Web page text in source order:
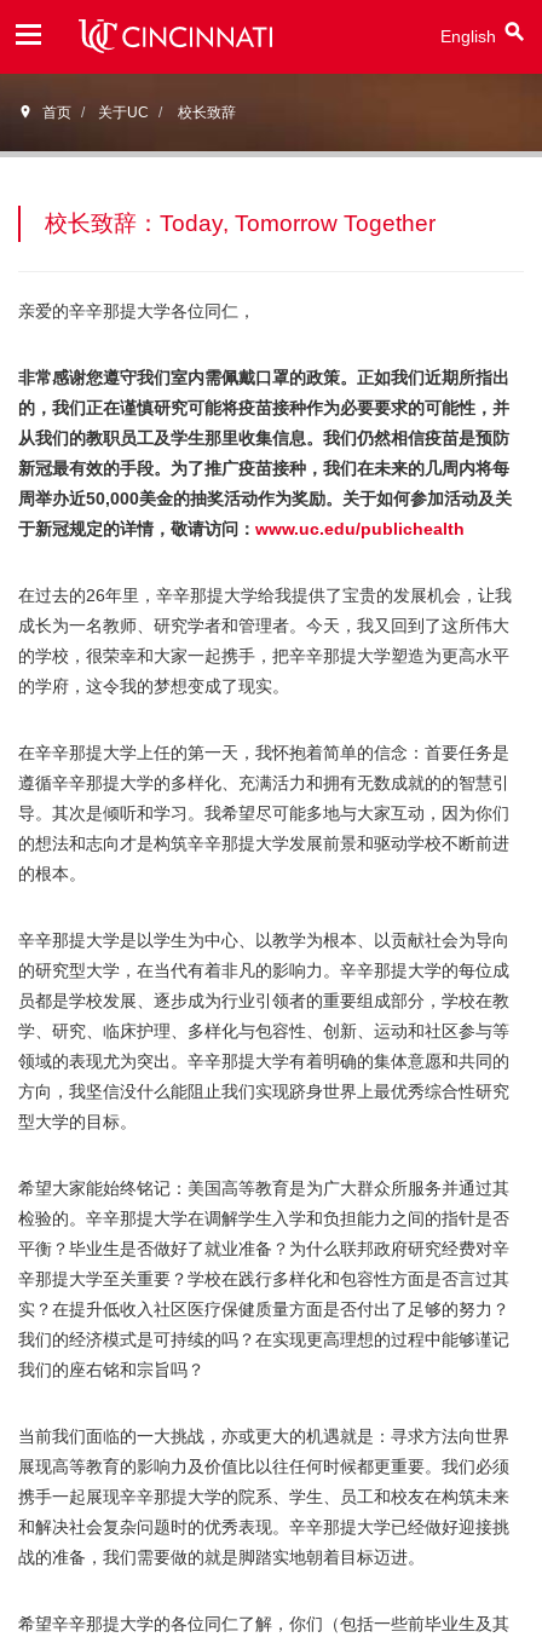
Open
Menu
English
首页 关于UC 校长致辞
校长致辞：Today, Tomorrow Together
亲爱的辛辛那提大学各位同仁，
非常感谢您遵守我们室内需佩戴口罩的政策。正如我们近期所指出
的，我们正在谨慎研究可能将疫苗接种作为必要要求的可能性，并
从我们的教职员工及学生那里收集信息。我们仍然相信疫苗是预防
新冠最有效的手段。为了推广疫苗接种，我们在未来的几周内将每
周举办近50,000美金的抽奖活动作为奖励。关于如何参加活动及关
于新冠规定的详情，敬请访问： www.uc.edu/publichealth
在过去的26年里，辛辛那提大学给我提供了宝贵的发展机会，让我
成长为一名教师、研究学者和管理者。今天，我又回到了这所伟大
的学校，很荣幸和大家一起携手，把辛辛那提大学塑造为更高水平
的学府，这令我的梦想变成了现实。
在辛辛那提大学上任的第一天，我怀抱着简单的信念：首要任务是
遵循辛辛那提大学的多样化、充满活力和拥有无数成就的的智慧引
导。其次是倾听和学习。我希望尽可能多地与大家互动，因为你们
的想法和志向才是构筑辛辛那提大学发展前景和驱动学校不断前进
的根本。
辛辛那提大学是以学生为中心、以教学为根本、以贡献社会为导向
的研究型大学，在当代有着非凡的影响力。辛辛那提大学的每位成
员都是学校发展、逐步成为行业引领者的重要组成部分，学校在教
学、研究、临床护理、多样化与包容性、创新、运动和社区参与等
领域的表现尤为突出。辛辛那提大学有着明确的集体意愿和共同的
方向，我坚信没什么能阻止我们实现跻身世界上最优秀综合性研究
型大学的目标。
希望大家能始终铭记：美国高等教育是为广大群众所服务并通过其
检验的。辛辛那提大学在调解学生入学和负担能力之间的指针是否
平衡？毕业生是否做好了就业准备？为什么联邦政府研究经费对辛
辛那提大学至关重要？学校在践行多样化和包容性方面是否言过其
实？在提升低收入社区医疗保健质量方面是否付出了足够的努力？
我们的经济模式是可持续的吗？在实现更高理想的过程中能够谨记
我们的座右铭和宗旨吗？
当前我们面临的一大挑战，亦或更大的机遇就是：寻求方法向世界
展现高等教育的影响力及价值比以往任何时候都更重要。我们必须
携手一起展现辛辛那提大学的院系、学生、员工和校友在构筑未来
和解决社会复杂问题时的优秀表现。辛辛那提大学已经做好迎接挑
战的准备，我们需要做的就是脚踏实地朝着目标迈进。
希望辛辛那提大学的各位同仁了解，你们（包括一些前毕业生及其